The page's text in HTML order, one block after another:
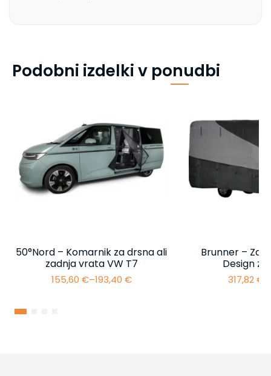
Podobni izdelki v ponudbi
50°Nord – Komarnik za drsna ali
zadnja vrata VW T7
155,60 €–193,40 €
Cenovni
Brunner –
Design
317,82€